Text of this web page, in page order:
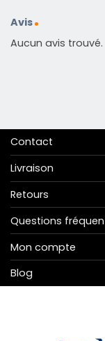
Avis
Aucun avis trouvé.
Contact
Livraison
Retours
Questions
Mon compte
Blog